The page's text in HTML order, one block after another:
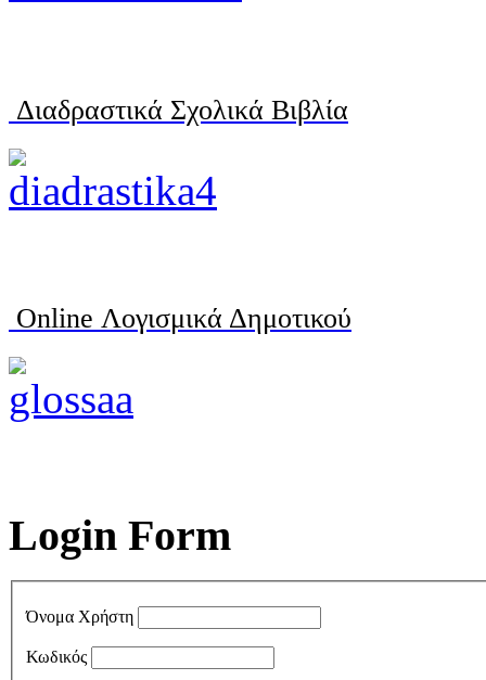
Διαδραστικά Σχολικά Βιβλία
Online Λογισμικά Δημοτικού
Login Form
Όνομα Χρήστη
Κωδικός